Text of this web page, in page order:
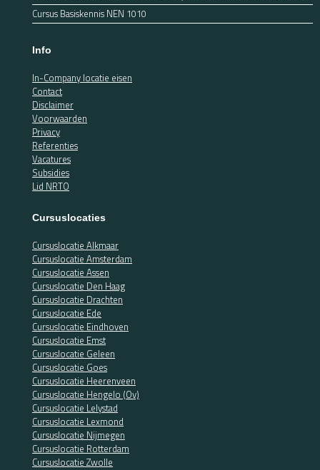
Cursus Basiskennis NEN 1010
Info
In-Company locatie eisen
Contact
Disclaimer
Voorwaarden
Privacy
Referenties
Vacatures
Subsidies
Lid NRTO
Cursuslocaties
Cursuslocatie Alkmaar
Cursuslocatie Amsterdam
Cursuslocatie Assen
Cursuslocatie Den Haag
Cursuslocatie Drachten
Cursuslocatie Ede
Cursuslocatie Eindhoven
Cursuslocatie Emst
Cursuslocatie Geleen
Cursuslocatie Goes
Cursuslocatie Heerenveen
Cursuslocatie Hengelo (Ov)
Cursuslocatie Lelystad
Cursuslocatie Lexmond
Cursuslocatie Nijmegen
Cursuslocatie Rotterdam
Cursuslocatie Zwolle